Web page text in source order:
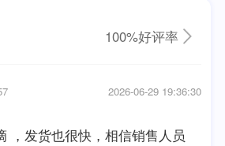
100%好评率
2026-06-29 19:36:30
，发货也很快，相信销售人员